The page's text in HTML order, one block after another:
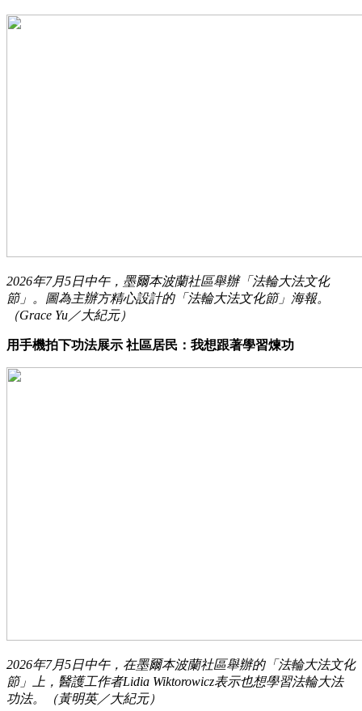
2026年7月5日中午，墨爾本波蘭社區舉辦「法輪大法文化
節」。圖為主辦方精心設計的「法輪大法文化節」海報。
（Grace Yu／大紀元）
用手機拍下功法展示 社區居民：我想跟著學習煉功
2026年7月5日中午，在墨爾本波蘭社區舉辦的「法輪大法文化
節」上，醫護工作者Lidia Wiktorowicz表示也想學習法輪大法
功法。（黃明英／大紀元）